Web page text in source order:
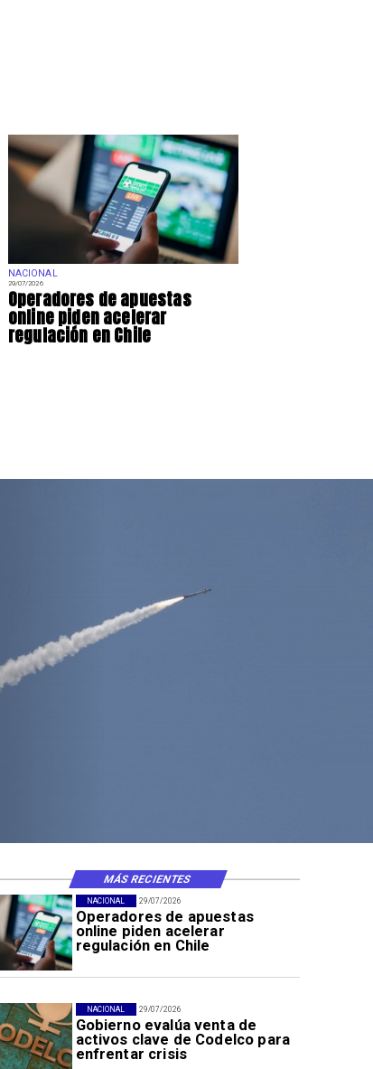
NACIONAL
29/07/2026
Operadores de apuestas
online piden acelerar
regulación en Chile
29/07/2026
Operadores de apuestas
online piden acelerar
regulación en Chile
NACIONAL
29/07/2026
Gobierno evalúa venta de
activos clave de Codelco para
enfrentar crisis
NACIONAL
MÁS RECIENTES